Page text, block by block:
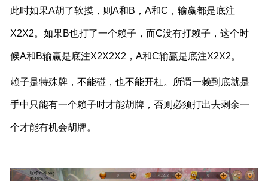
此时如果A胡了软摸，则A和B，A和C，输赢都是底注
X2X2。如果B也打了一个赖子，而C没有打赖子，这个时
候A和B输赢是底注X2X2X2，A和C输赢是底注X2X2。
赖子是特殊牌，不能碰，也不能开杠。所谓一赖到底就是
手中只能有一个赖子时才能胡牌，否则必须打出去剩余一
个才能有机会胡牌。